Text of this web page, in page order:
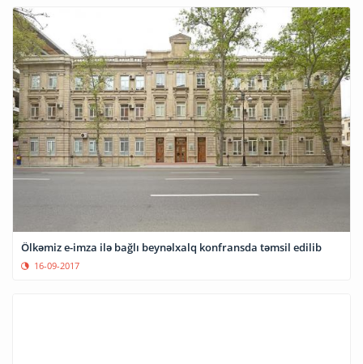
Ölkəmiz e-imza ilə bağlı beynəlxalq konfransda təmsil edilib
16-09-2017